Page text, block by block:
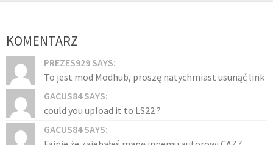
KOMENTARZ
PREZES929 SAYS:
To jest mod Modhub, proszę natychmiast usunąć link
GACUS84 SAYS:
could you upload it to LS22 ?
GACUS84 SAYS: